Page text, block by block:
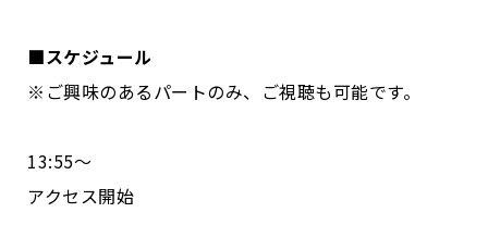
■スケジュール
※ご興味のあるパートのみ、ご視聴も可能です。
13:55～
アクセス開始